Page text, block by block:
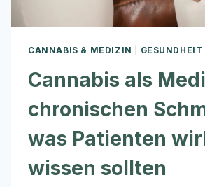
CANNABIS & MEDIZIN GESUNDHEIT
Cannabis als
chronischen
was Patienten
wissen sollten